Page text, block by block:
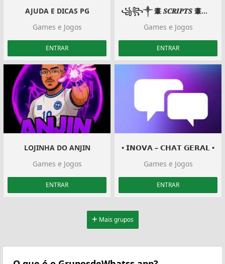
AJUDA E DICAS PG
Games e Jogos
ENTRAR
꧁꧂༒ 䡤 𝑺𝑪𝑹𝑰𝑷𝑻𝑺 䡤༒ ꧁꧂
Games e Jogos
ENTRAR
LOJINHA DO ANJIN
Games e Jogos
ENTRAR
• 𝗜𝗡𝗢𝗩𝗔 – 𝗖𝗛𝗔𝗧 𝗚𝗘𝗥𝗔𝗟 •
Games e Jogos
ENTRAR
Mais grupos